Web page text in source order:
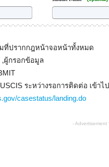
ที่ปรากกฎหน้าจอหน้าทั้งหมด
,ผู้กรอกข้อมูล
ระหว่างรอการติดต่อ เข้าไ
casestatus/landing.do
-